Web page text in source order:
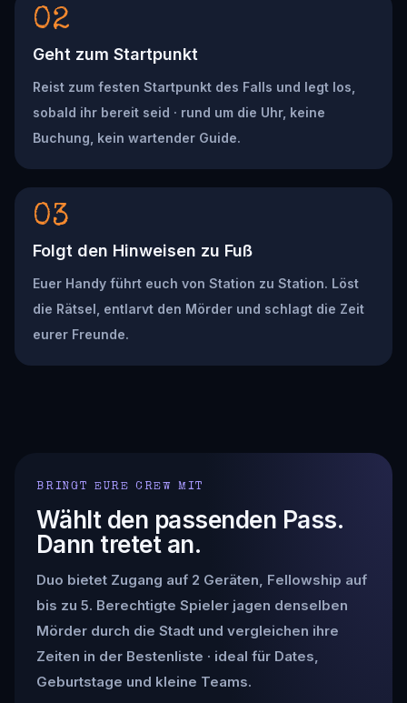
02
Geht zum Startpunkt
Reist zum festen Startpunkt des Falls und legt los,
sobald ihr bereit seid · rund um die Uhr, keine
Buchung, kein wartender Guide.
03
Folgt den Hinweisen zu Fuß
Euer Handy führt euch von Station zu Station. Löst
die Rätsel, entlarvt den Mörder und schlagt die Zeit
eurer Freunde.
BRINGT EURE CREW MIT
Wählt den passenden Pass.
Dann tretet an.
Duo bietet Zugang auf 2 Geräten, Fellowship auf
bis zu 5. Berechtigte Spieler jagen denselben
Mörder durch die Stadt und vergleichen ihre
Zeiten in der Bestenliste · ideal für Dates,
Geburtstage und kleine Teams.